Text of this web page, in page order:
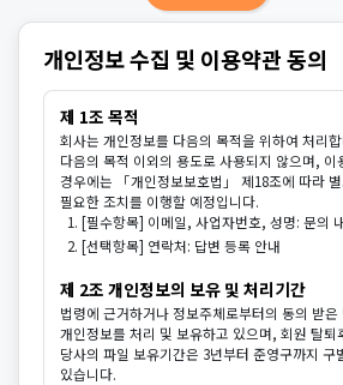
개인정보 수집 및 이용약관 동의
제 1조 목적
회사는 개인정보를 다음의 목적을 위하여 처리
다음의 목적 이외의 용도로 사용되지 않으며, 이
경우에는 「개인정보보호법」 제18조에 따라
필요한 조치를 이행할 예정입니다.
1. [필수항목] 이메일, 사업자번호, 성명: 문의
2. [선택항목] 연락처: 답변 등록 안내
제 2조 개인정보의 보유 및 처리기간
법령에 근거하거나 정보주체로부터의 동의 받은
개인정보를 처리 및 보유하고 있으며, 회원 탈퇴
당사의 파일 보유기간은 3년부터 준영구까지 구
있습니다.